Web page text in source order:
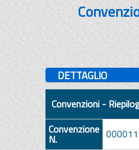
DETTAGLIO
Convenzioni -
Convenzione
N.